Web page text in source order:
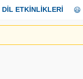
DİL ETKİNLİKLERİ 😃